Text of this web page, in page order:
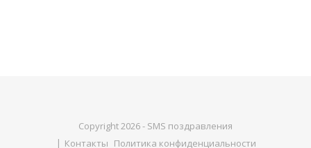
Copyright 2026 - SMS поздравления
Контакты Политика конфиденциальности